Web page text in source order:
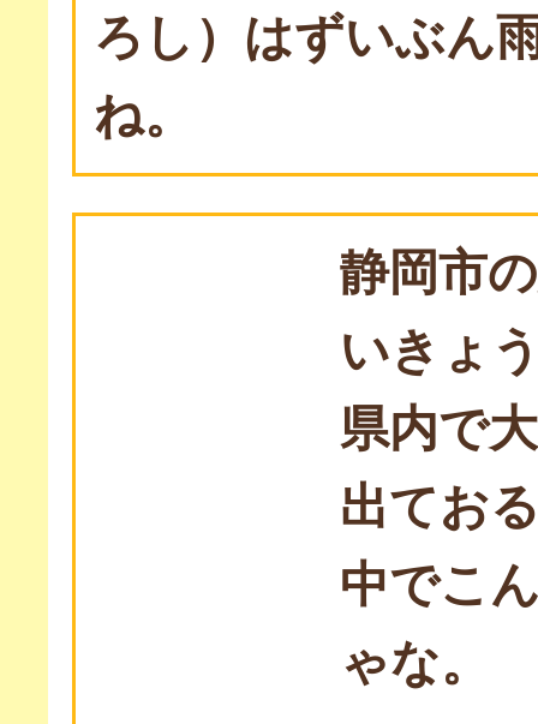
ろし）はずいぶん
ね。
静岡市
いきょ
県内で
出てお
中でこ
ゃな。